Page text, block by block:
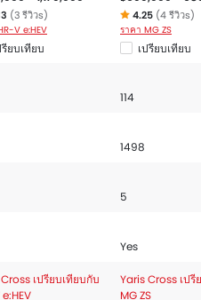
(3 รีวิวs)
V e:HEV
รียบเทียบ
4.25 (4 รีวิวs)
ราคา MG ZS
เปรียบเทียบ
114
1498
5
Yes
เปรียบเทียบกับ
Yaris Cross เป
MG ZS